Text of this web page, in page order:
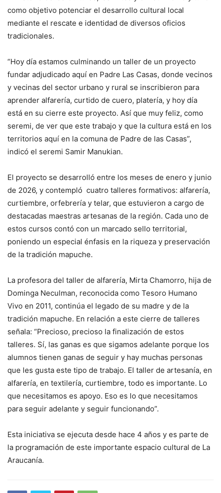
como objetivo potenciar el desarrollo cultural local
mediante el rescate e identidad de diversos oficios
tradicionales.
“Hoy día estamos culminando un taller de un proyecto
fundar adjudicado aquí en Padre Las Casas, donde vecinos
y vecinas del sector urbano y rural se inscribieron para
aprender alfarería, curtido de cuero, platería, y hoy día
está en su cierre este proyecto. Así que muy feliz, como
seremi, de ver que este trabajo y que la cultura está en los
territorios aquí en la comuna de Padre de las Casas”,
indicó el seremi Samir Manukian.
El proyecto se desarrolló entre los meses de enero y junio
de 2026, y contempló cuatro talleres formativos: alfarería,
curtiembre, orfebrería y telar, que estuvieron a cargo de
destacadas maestras artesanas de la región. Cada uno de
estos cursos contó con un marcado sello territorial,
poniendo un especial énfasis en la riqueza y preservación
de la tradición mapuche.
La profesora del taller de alfarería, Mirta Chamorro, hija de
Dominga Neculman, reconocida como Tesoro Humano
Vivo en 2011, continúa el legado de su madre y de la
tradición mapuche. En relación a este cierre de talleres
señala: “Precioso, precioso la finalización de estos
talleres. Sí, las ganas es que sigamos adelante porque los
alumnos tienen ganas de seguir y hay muchas personas
que les gusta este tipo de trabajo. El taller de artesanía, en
alfarería, en textilería, curtiembre, todo es importante. Lo
que necesitamos es apoyo. Eso es lo que necesitamos
para seguir adelante y seguir funcionando”.
Esta iniciativa se ejecuta desde hace 4 años y es parte de
la programación de este importante espacio cultural de La
Araucanía.